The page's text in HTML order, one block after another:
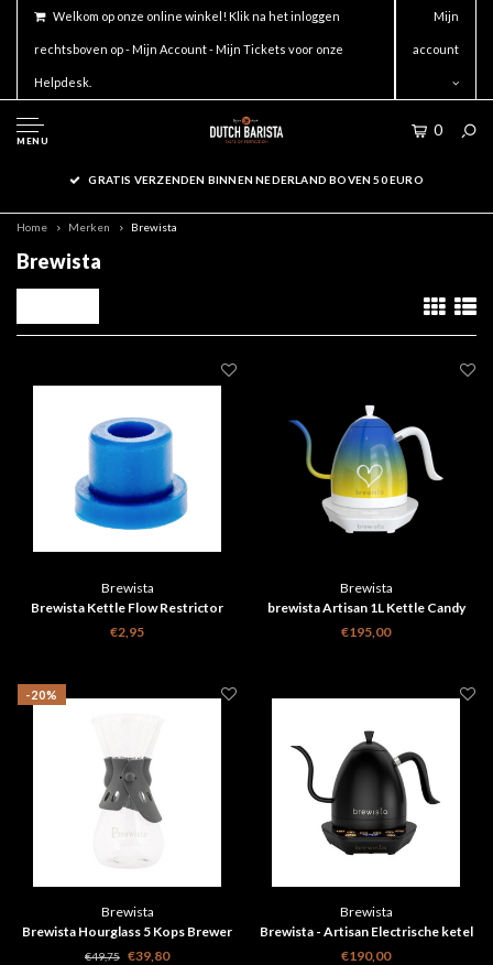
Welkom op onze online winkel! Klik na het inloggen
rechtsboven op - Mijn Account - Mijn Tickets voor onze
Helpdesk.
Mijn
account
MENU
0
GRATIS VERZENDEN BINNEN NEDERLAND BOVEN 50 EURO
Home Merken Brewista
Brewista
Brewista
Brewista Kettle Flow Restrictor
€2,95
Brewista
brewista Artisan 1L Kettle Candy
Blue for Ukraine Fundraising
€195,00
-20%
Brewista
Brewista Hourglass 5 Kops Brewer
750ml
€49,75 €39,80
Brewista
Brewista - Artisan Electrische ketel
met instelbare temperatuur zwart 1
€190,00